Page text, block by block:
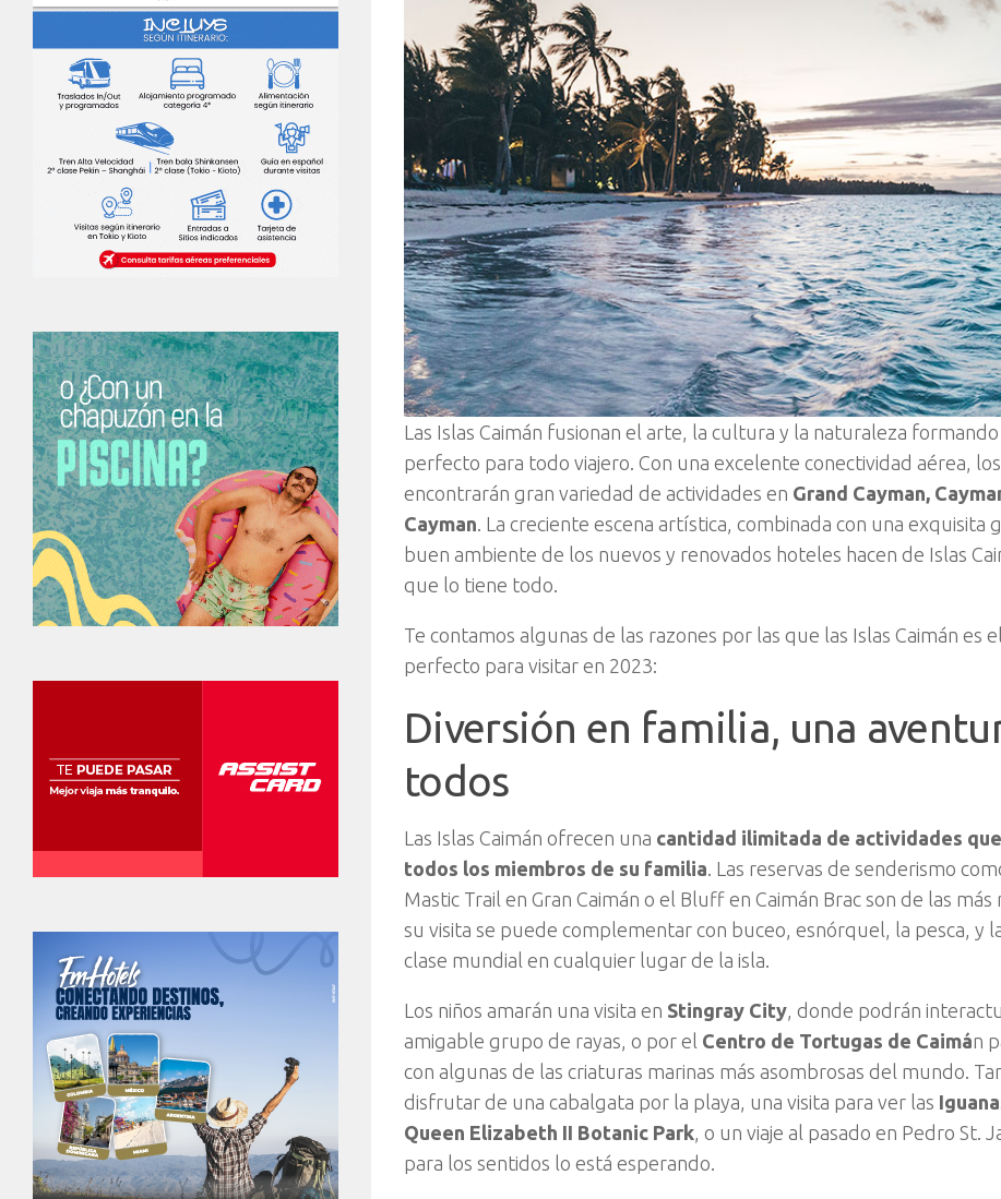
Las Islas Caimán fusionan el arte, la cultura y la naturaleza
perfecto para todo viajero. Con una excelente conectividad aérea,
encontrarán gran variedad de actividades en Grand Cayman,
Cayman . La creciente escena artística, combinada con una exquisita
buen ambiente de los nuevos y renovados hoteles hacen de Islas
que lo tiene todo.
Te contamos algunas de las razones por las que las Islas Caimán es
perfecto para visitar en 2023:
Diversión en familia, una
todos
Las Islas Caimán ofrecen una cantidad ilimitada de actividades
todos los miembros de su familia . Las reservas de senderismo
Mastic Trail en Gran Caimán o el Bluff en Caimán Brac son de las
su visita se puede complementar con buceo, esnórquel, la pesca, y
clase mundial en cualquier lugar de la isla.
Los niños amarán una visita en Stingray City , donde podrán
amigable grupo de rayas, o por el Centro de Tortugas de Caimán
con algunas de las criaturas marinas más asombrosas del mundo.
disfrutar de una cabalgata por la playa, una visita para ver las
Queen Elizabeth II Botanic Park , o un viaje al pasado en Pedro St.
para los sentidos lo está esperando.